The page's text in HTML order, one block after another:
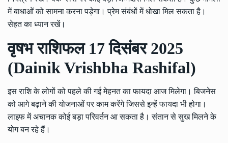
में बाधाओं को सामना करना पड़ेगा। प्रेम संबंधों में धोखा मिल सकता है।
सेहत का ध्यान रखें।
वृषभ राशिफल 17 दिसंबर 2025
(Dainik Vrishbha Rashifal)
इस राशि के लोगों को पहले की गई मेहनत का फायदा आज मिलेगा। बिजनेस
को आगे बढ़ाने की योजनाओं पर काम करेंगे जिससे इन्हें फायदा भी होगा।
लाइफ में अचानक कोई बड़ा परिवर्तन आ सकता है। संतान से सुख मिलने के
योग बन रहे हैं।